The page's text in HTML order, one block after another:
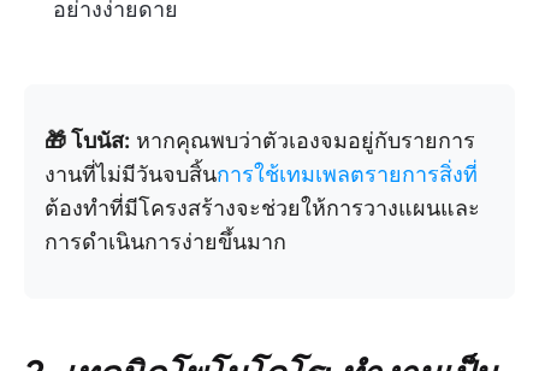
อย่างง่ายดาย
🎁 โบนัส: หากคุณพบว่าตัวเองจมอยู่กับรายการ
งานที่ไม่มีวันจบสิ้นการใช้เทมเพลตรายการสิ่งที่
ต้องทำที่มีโครงสร้างจะช่วยให้การวางแผนและ
การดำเนินการง่ายขึ้นมาก